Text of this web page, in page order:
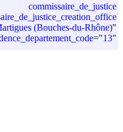
commissaire_de_justice
(Bouches-du-Rhône)"
="13"